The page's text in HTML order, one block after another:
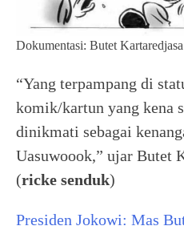
Dokumentasi: Butet Kartaredjasa
“Yang terpampang di
komik/kartun yang kena
dinikmati sebagai
Uasuwoook,” ujar Butet
(ricke senduk)
Presiden Jokowi: Mas